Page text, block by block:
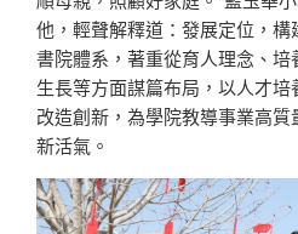
他，輕聲解釋道：發展定位，
書院體系，著重從育人理念、
生長等方面謀篇布局，以人才
改造創新，為學院教導事業高質
新活氣。